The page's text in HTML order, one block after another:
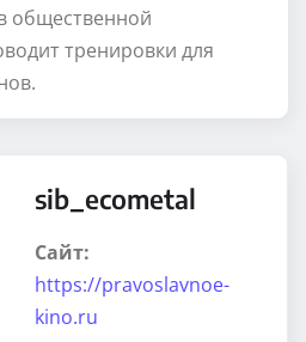
общественной
тренировки для
sib_ecometal
Сайт:
https://pravoslavnoe-
kino.ru